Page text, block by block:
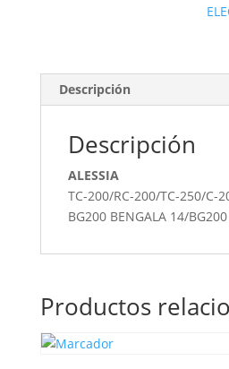
Descripción
Descripción
ALESSIA
TC-200/RC-200/TC-250/C-
BG200 BENGALA 14/
Productos